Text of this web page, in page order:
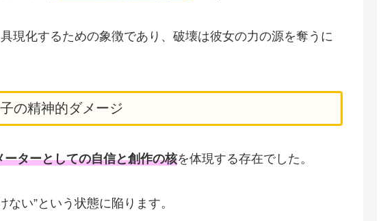
現化するための象徴であり、破壊は彼女の力の源を奪うに
の精神的ダメージ
ーターとしての自信と創作の核を体現する存在でした。
い”という状態に陥ります。